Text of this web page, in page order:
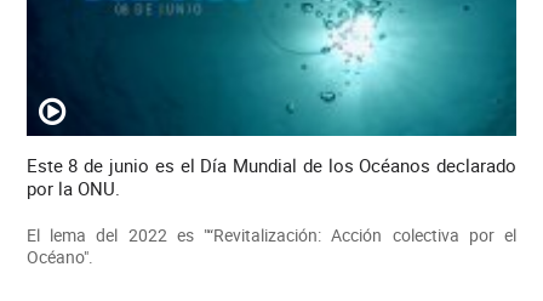
Este 8 de junio es el Día Mundial de los Océanos declarado
por la ONU.
El lema del 2022 es "“Revitalización: Acción colectiva por el
Océano".